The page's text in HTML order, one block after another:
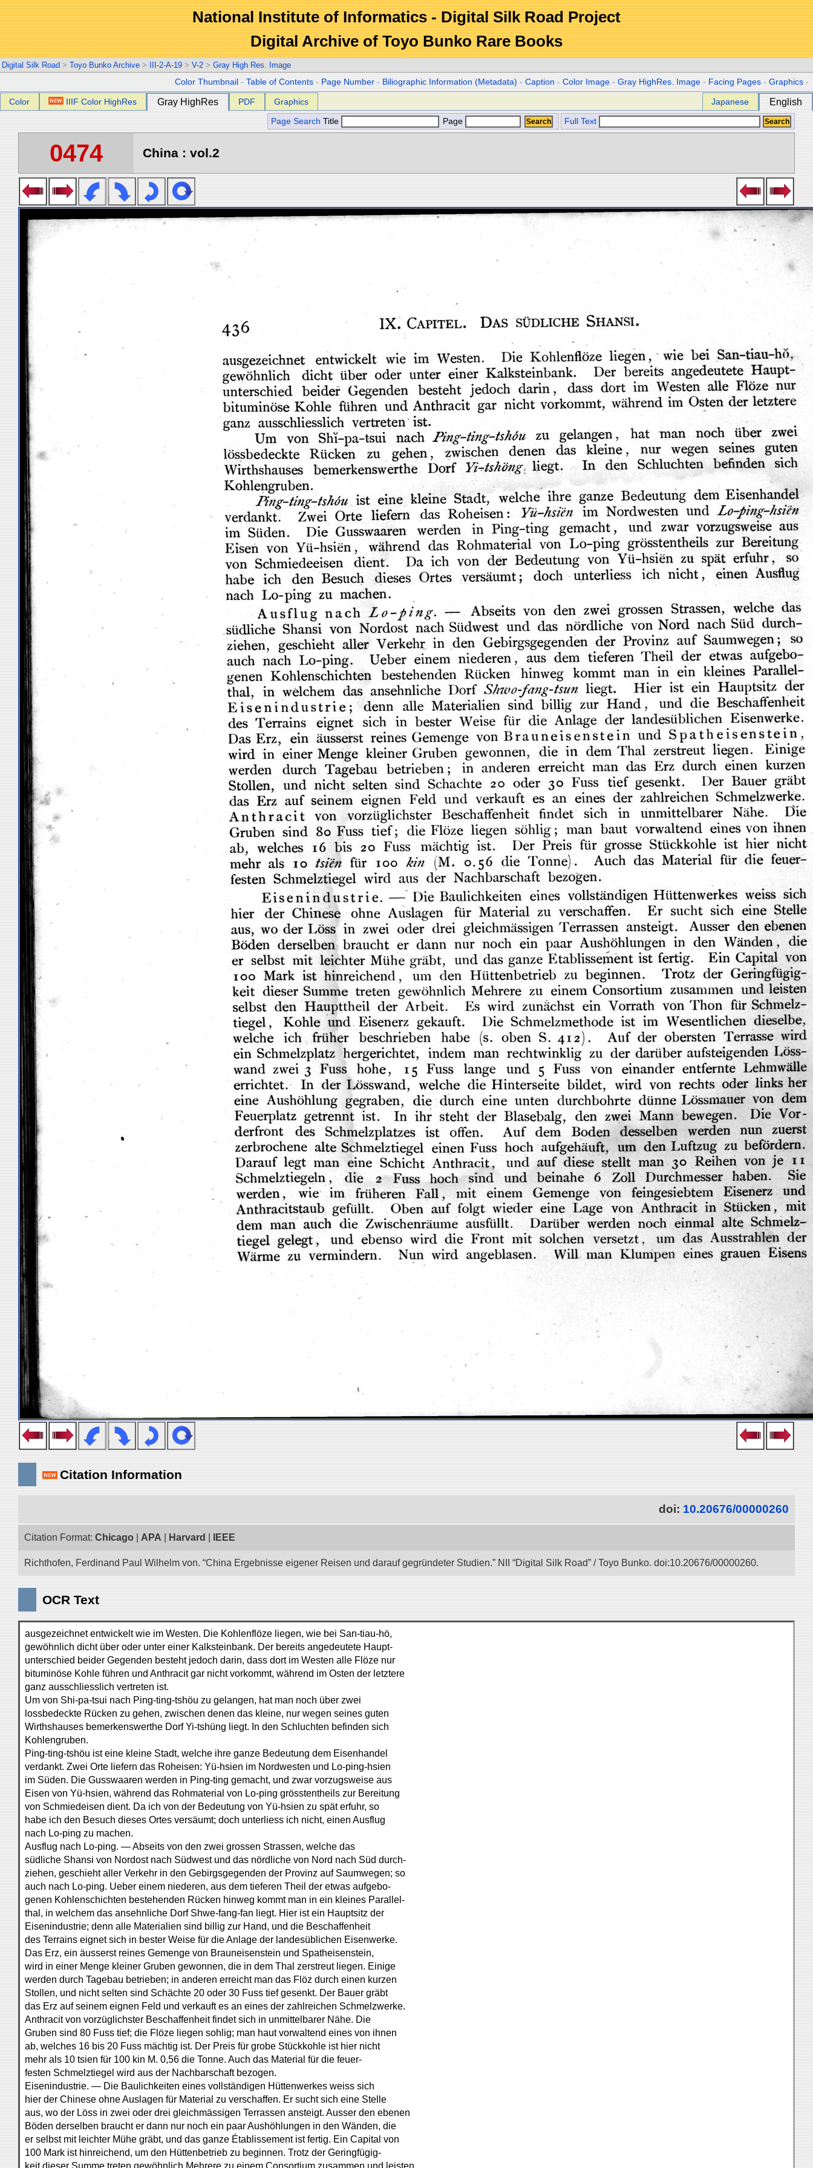
National Institute of Informatics - Digital Silk Road Project
Digital Archive of Toyo Bunko Rare Books
Digital Silk Road > Toyo Bunko Archive > III-2-A-19 > V-2 > Gray High Res. Image
Color Thumbnail -Table of Contents - Page Number - Biliographic Information (Metadata) -Caption -Color Image -Gray HighRes. Image - Facing Pages -Graphics -
Color IIIF Color HighRes Gray HighRes PDF Graphics Japanese English
Page Search Title Page Full Text
0474 China : vol.2
Citation Information
doi: 10.20676/00000260
Citation Format: Chicago APA Harvard IEEE
Richthofen, Ferdinand Paul Wilhelm von. “China Ergebnisse eigener Reisen und darauf gegründeter Studien.” NII “Digital Silk Road” / Toyo Bunko. doi:10.20676/00000260.
OCR Text
ausgezeichnet entwickelt wie im Westen. Die Kohlenflöze liegen, wie bei San-tiau-hö,
gewöhnlich dicht über oder unter einer Kalksteinbank. Der bereits angedeutete Haupt-
unterschied beider Gegenden besteht jedoch darin, dass dort im Westen alle Flöze nur
bituminöse Kohle führen und Anthracit gar nicht vorkommt, während im Osten der letztere
ganz ausschliesslich vertreten ist.
Um von Shi-pa-tsui nach Ping-ting-tshöu zu gelangen, hat man noch über zwei
lossbedeckte Rücken zu gehen, zwischen denen das kleine, nur wegen seines guten
Wirthshauses bemerkenswerthe Dorf Yi-tshüng liegt. In den Schluchten befinden sich
Kohlengruben.
Ping-ting-tshöu ist eine kleine Stadt, welche ihre ganze Bedeutung dem Eisenhandel
verdankt. Zwei Orte liefern das Roheisen: Yü-hsien im Nordwesten und Lo-ping-hsien
im Süden. Die Gusswaaren werden in Ping-ting gemacht, und zwar vorzugsweise aus
Eisen von Yü-hsien, während das Rohmaterial von Lo-ping grösstentheils zur Bereitung
von Schmiedeisen dient. Da ich von der Bedeutung von Yü-hsien zu spät erfuhr, so
habe ich den Besuch dieses Ortes versäumt; doch unterliess ich nicht, einen Ausflug
nach Lo-ping zu machen.
Ausflug nach Lo-ping. — Abseits von den zwei grossen Strassen, welche das
südliche Shansi von Nordost nach Südwest und das nördliche von Nord nach Süd durch-
ziehen, geschieht aller Verkehr in den Gebirgsgegenden der Provinz auf Saumwegen; so
auch nach Lo-ping. Ueber einem niederen, aus dem tieferen Theil der etwas aufgebo-
genen Kohlenschichten bestehenden Rücken hinweg kommt man in ein kleines Parallel-
thal, in welchem das ansehnliche Dorf Shwe-fang-fan liegt. Hier ist ein Hauptsitz der
Eisenindustrie; denn alle Materialien sind billig zur Hand, und die Beschaffenheit
des Terrains eignet sich in bester Weise für die Anlage der landesüblichen Eisenwerke.
Das Erz, ein äusserst reines Gemenge von Brauneisenstein und Spatheisenstein,
wird in einer Menge kleiner Gruben gewonnen, die in dem Thal zerstreut liegen. Einige
werden durch Tagebau betrieben; in anderen erreicht man das Flöz durch einen kurzen
Stollen, und nicht selten sind Schächte 20 oder 30 Fuss tief gesenkt. Der Bauer gräbt
das Erz auf seinem eignen Feld und verkauft es an eines der zahlreichen Schmelzwerke.
Anthracit von vorzüglichster Beschaffenheit findet sich in unmittelbarer Nähe. Die
Gruben sind 80 Fuss tief; die Flöze liegen sohlig; man haut vorwaltend eines von ihnen
ab, welches 16 bis 20 Fuss mächtig ist. Der Preis für grobe Stückkohle ist hier nicht
mehr als 10 tsien für 100 kin M. 0,56 die Tonne. Auch das Material für die feuer-
festen Schmelztiegel wird aus der Nachbarschaft bezogen.
Eisenindustrie. — Die Baulichkeiten eines vollständigen Hüttenwerkes weiss sich
hier der Chinese ohne Auslagen für Material zu verschaffen. Er sucht sich eine Stelle
aus, wo der Löss in zwei oder drei gleichmässigen Terrassen ansteigt. Ausser den ebenen
Böden derselben braucht er dann nur noch ein paar Aushöhlungen in den Wänden, die
er selbst mit leichter Mühe gräbt, und das ganze Établissement ist fertig. Ein Capital von
100 Mark ist hinreichend, um den Hüttenbetrieb zu beginnen. Trotz der Geringfügig-
keit dieser Summe treten gewöhnlich Mehrere zu einem Consortium zusammen und leisten